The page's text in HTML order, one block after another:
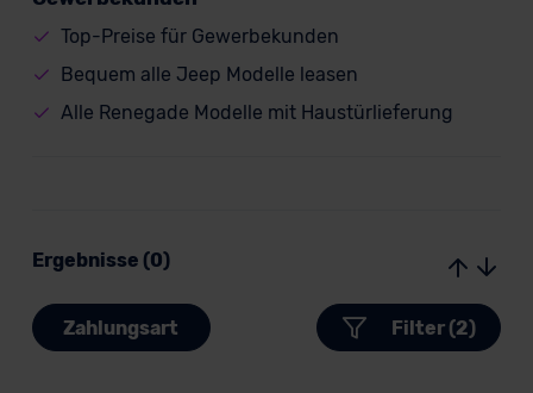
Top-Preise für Gewerbekunden
Bequem alle Jeep Modelle leasen
Alle Renegade Modelle mit Haustürlieferung
Ergebnisse (0)
Zahlungsart Filter (2)